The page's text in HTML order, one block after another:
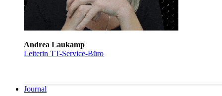
Andrea Laukamp
Leiterin TT-Service-Büro
Journal